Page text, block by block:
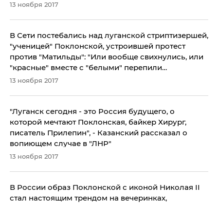
13 ноября 2017
В Сети постебались над луганской стриптизершей,
"ученицей" Поклонской, устроившей протест
против "Матильды": "Или вообще свихнулись, или
"красные" вместе с "белыми" перепили
боярышника", - кадры
13 ноября 2017
"Луганск сегодня - это Россия будущего, о
которой мечтают Поклонская, байкер Хирург,
писатель Прилепин", - Казанский рассказал о
вопиющем случае в "ЛНР"
13 ноября 2017
В России образ Поклонской с иконой Николая II
стал настоящим трендом на вечеринках,